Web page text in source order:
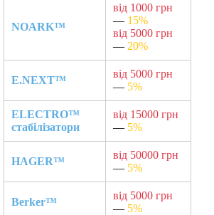
NOARK™
від 1000 грн
— 15%
від 5000 грн
— 20%
E.NEXT™
від 5000 грн
— 5%
ELECTRO™
стабілізатори
від 15000 грн
— 5%
HAGER™
від 50000 грн
— 5%
Berker™
від 5000 грн
— 5%